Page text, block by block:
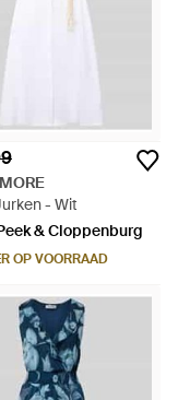
- Wit
& Cloppenburg
OP VOORRAAD